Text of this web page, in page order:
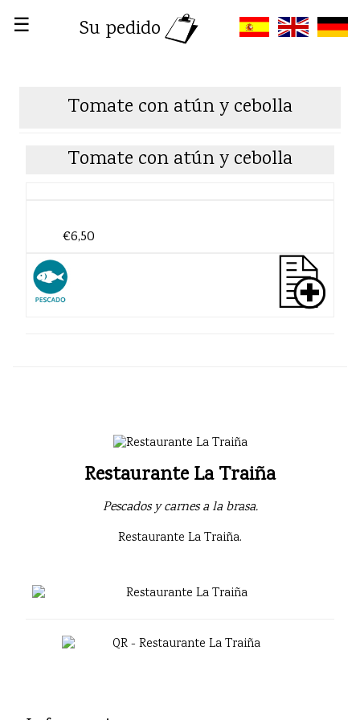
☰ Su pedido
Tomate con atún y cebolla
Tomate con atún y cebolla
€6,50
Restaurante La Traiña
Pescados y carnes a la brasa.
Restaurante La Traiña.